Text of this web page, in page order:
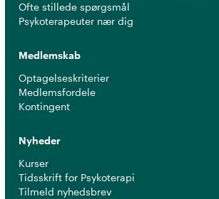
Ofte stillede spørgsmål
Psykoterapeuter nær dig
Medlemskab
Optagelseskriterier
Medlemsfordele
Kontingent
Nyheder
Kurser
Tidsskrift for Psykoterapi
Tilmeld nyhedsbrev